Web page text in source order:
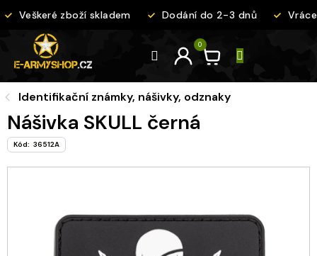
na
Veškeré zboží skladem Dodání do 2-3 dnů
Identifikační známky, nášivky, odznaky
Nášivka SKULL černá
Kód: 36512A